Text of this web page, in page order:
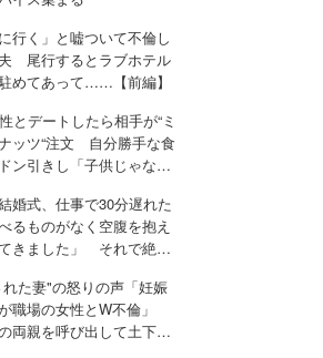
行く」と嘘ついて不倫し
尾行するとラブホテル
めてあって……【前編】
とデートしたら相手が“ミ
ッツ“注文 自分勝手な食
ン引きし「子供じゃない
婚式、仕事で30分遅れた
るものがなく空腹を抱え
きました」 それで絶縁
た妻"の怒りの声「妊娠
職場の女性とW不倫」
両親を呼び出して土下座